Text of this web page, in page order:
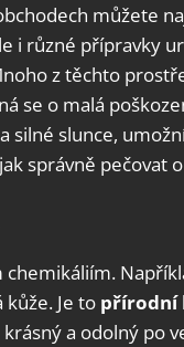
můžete
i různé přípravky
z těchto
se o malá
silné slunce,
správně pečovat
chemikáliím.
Je to přírodní
krásný a odolný po